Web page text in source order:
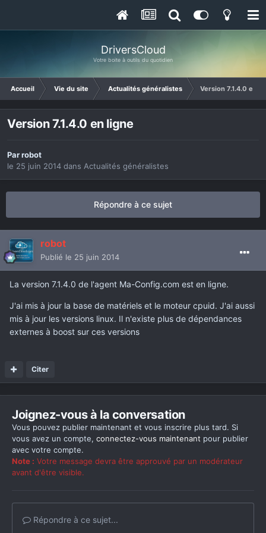
DriversCloud
Votre boite à outils du quotidien
Accueil Vie du site Actualités généralistes Version 7.1.4.0 en
Version 7.1.4.0 en ligne
Parrobot
le 25 juin 2014 dans Actualités généralistes
Répondre à ce sujet
robot
Publié le 25 juin 2014
La version 7.1.4.0 de l'agent Ma-Config.com est en ligne.
J'ai mis à jour la base de matériels et le moteur cpuid. J'ai aussi
mis à jour les versions linux. Il n'existe plus de dépendances
externes à boost sur ces versions
Citer
Joignez-vous à la conversation
Vous pouvez publier maintenant et vous inscrire plus tard. Si
vous avez un compte, connectez-vous maintenant pour publier
avec votre compte.
Note : Votre message devra être approuvé par un modérateur
avant d'être visible.
Répondre à ce sujet...